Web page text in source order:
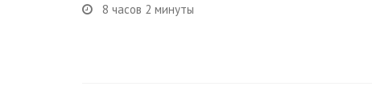
8 часов 2 минуты